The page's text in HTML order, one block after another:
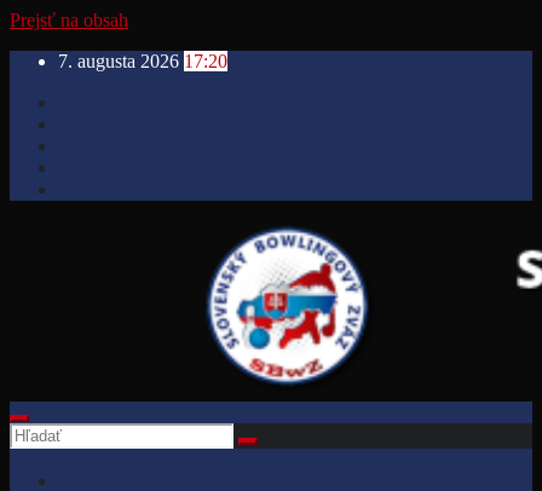
Prejsť na obsah
7. augusta 2026 17:20